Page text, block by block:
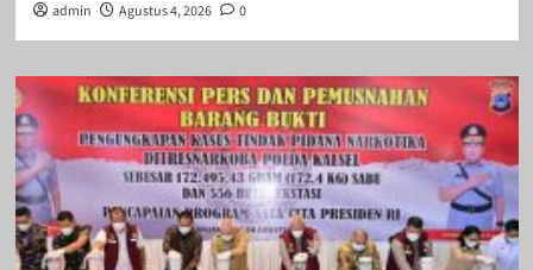
admin Agustus 4, 2026 0